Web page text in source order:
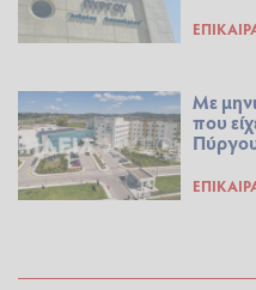
Με
που